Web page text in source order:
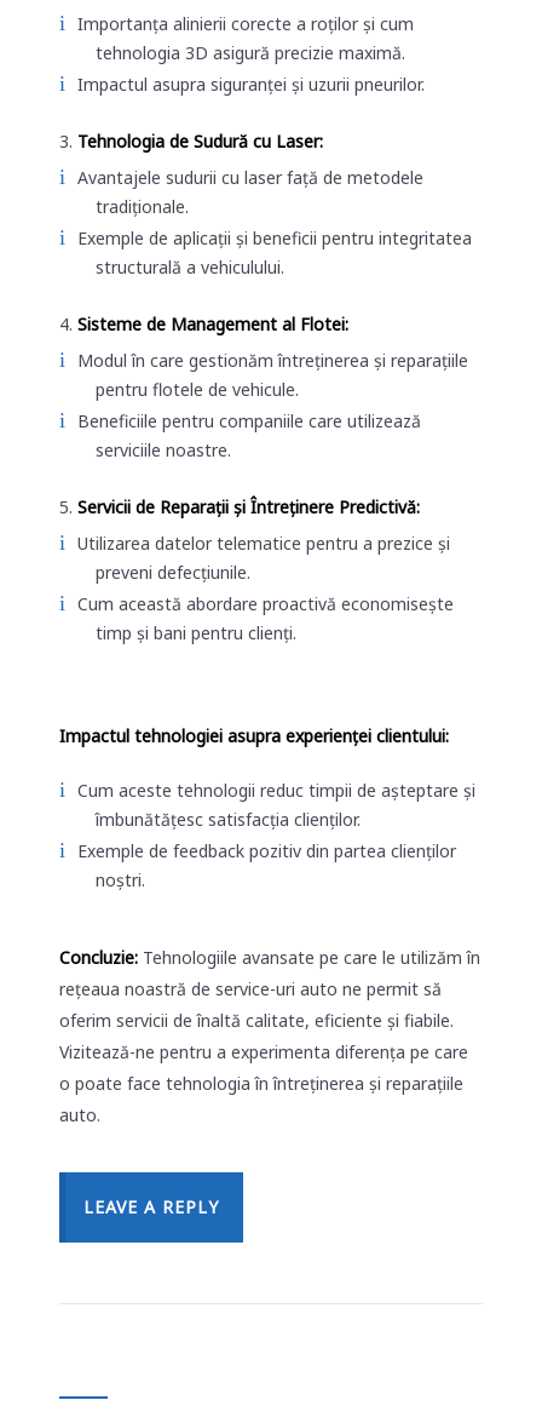
Importanța alinierii corecte a roților și cum
tehnologia 3D asigură precizie maximă.
Impactul asupra siguranței și uzurii pneurilor.
Tehnologia de Sudură cu Laser:
Avantajele sudurii cu laser față de metodele
tradiționale.
Exemple de aplicații și beneficii pentru integritatea
structurală a vehiculului.
Sisteme de Management al Flotei:
Modul în care gestionăm întreținerea și reparațiile
pentru flotele de vehicule.
Beneficiile pentru companiile care utilizează
serviciile noastre.
Servicii de Reparații și Întreținere Predictivă:
Utilizarea datelor telematice pentru a prezice și
preveni defecțiunile.
Cum această abordare proactivă economisește
timp și bani pentru clienți.
Impactul tehnologiei asupra experienței clientului:
Cum aceste tehnologii reduc timpii de așteptare și
îmbunătățesc satisfacția clienților.
Exemple de feedback pozitiv din partea clienților
noștri.
Concluzie: Tehnologiile avansate pe care le utilizăm în
rețeaua noastră de service-uri auto ne permit să
oferim servicii de înaltă calitate, eficiente și fiabile.
Vizitează-ne pentru a experimenta diferența pe care
o poate face tehnologia în întreținerea și reparațiile
auto.
LEAVE A REPLY